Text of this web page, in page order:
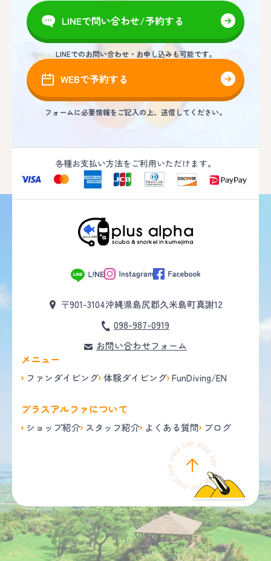
LINEで問い合わせ/予約する
LINEでのお問い合わせ・お申し込みも可能です。
WEBで予約する
フォームに必要情報をご記入の上、送信してください。
各種お支払い方法をご利用いただけます。
〒901-3104沖縄県島尻郡久米島町真謝12
098-987-0919
お問い合わせフォーム
メニュー
ファンダイビング 体験ダイビング FunDiving/EN
プラスアルファについて
ショップ紹介 スタッフ紹介 よくある質問 ブログ